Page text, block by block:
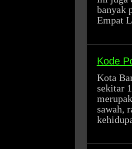
banyak
Empat
Kode
Kota
sekitar
sawah,